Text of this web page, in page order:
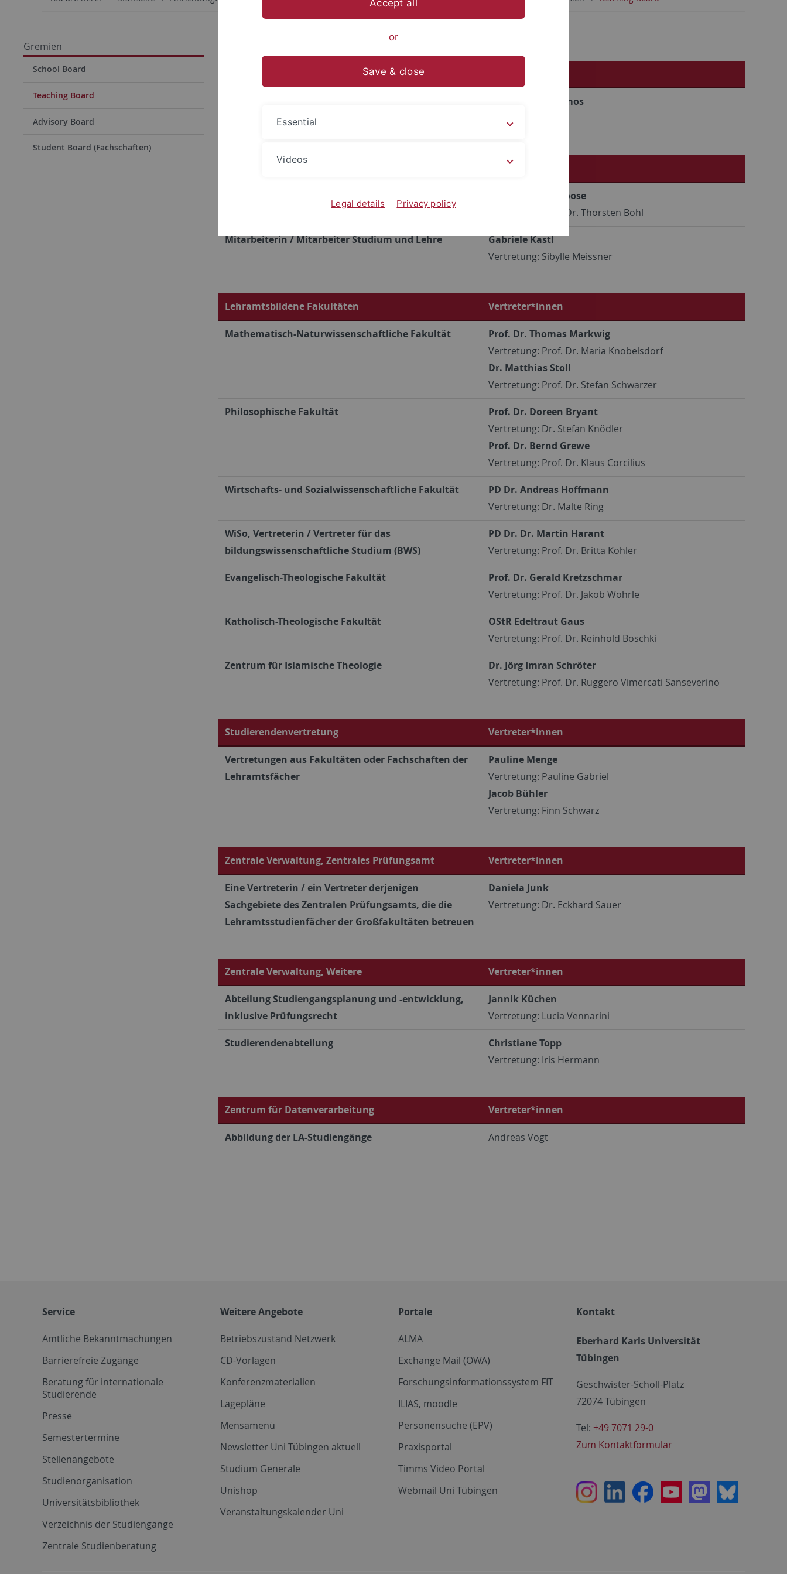
Gremien
School Board
Teaching Board
Advisory Board
Student Board (Fachschaften)
Teaching Board
Prof. Dr. Karin Amos
Tübingen School of Education Vertreter*innen
Prof. Dr. Frank Loose
Vertretung: Prof. Dr. Thorsten Bohl
Mitarbeiterin / Mitarbeiter Studium und Lehre
Gabriele Kastl
Vertretung: Sibylle Meissner
Lehramtsbildene Fakultäten Vertreter*innen
Mathematisch-Naturwissenschaftliche Fakultät
Prof. Dr. Thomas Markwig
Vertretung: Prof. Dr. Maria Knobelsdorf
Dr. Matthias Stoll
Vertretung: Prof. Dr. Stefan Schwarzer
Philosophische Fakultät
Prof. Dr. Doreen Bryant
Vertretung: Dr. Stefan Knödler
Prof. Dr. Bernd Grewe
Vertretung: Prof. Dr. Klaus Corcilius
Wirtschafts- und Sozialwissenschaftliche Fakultät
PD Dr. Andreas Hoffmann
Vertretung: Dr. Malte Ring
WiSo, Vertreterin / Vertreter für das
bildungswissenschaftliche Studium (BWS)
PD Dr. Dr. Martin Harant
Vertretung: Prof. Dr. Britta Kohler
Evangelisch-Theologische Fakultät
Prof. Dr. Gerald Kretzschmar
Vertretung: Prof. Dr. Jakob Wöhrle
Katholisch-Theologische Fakultät
OStR Edeltraut Gaus
Vertretung: Prof. Dr. Reinhold Boschki
Zentrum für Islamische Theologie
Dr. Jörg Imran Schröter
Vertretung: Prof. Dr. Ruggero Vimercati Sanseverino
Studierendenvertretung Vertreter*innen
Vertretungen aus Fakultäten oder Fachschaften der
Lehramtsfächer
Pauline Menge
Vertretung: Pauline Gabriel
Jacob Bühler
Vertretung: Finn Schwarz
Zentrale Verwaltung, Zentrales Prüfungsamt Vertreter*innen
Eine Vertreterin / ein Vertreter derjenigen
Sachgebiete des Zentralen Prüfungsamts, die die
Lehramtsstudienfächer der Großfakultäten betreuen
Daniela Junk
Vertretung: Dr. Eckhard Sauer
Zentrale Verwaltung, Weitere Vertreter*innen
Abteilung Studiengangsplanung und -entwicklung,
inklusive Prüfungsrecht
Jannik Küchen
Vertretung: Lucia Vennarini
Studierendenabteilung
Christiane Topp
Vertretung: Iris Hermann
Zentrum für Datenverarbeitung Vertreter*innen
Abbildung der LA-Studiengänge Andreas Vogt
Service
Amtliche Bekanntmachungen
Barrierefreie Zugänge
Beratung für internationale
Studierende
Presse
Semestertermine
Stellenangebote
Studienorganisation
Universitätsbibliothek
Verzeichnis der Studiengänge
Zentrale Studienberatung
Weitere Angebote
Betriebszustand Netzwerk
CD-Vorlagen
Konferenzmaterialien
Lagepläne
Mensamenü
Newsletter Uni Tübingen aktuell
Studium Generale
Unishop
Veranstaltungskalender Uni
Portale
ALMA
Exchange Mail (OWA)
Forschungsinformationssystem FIT
ILIAS, moodle
Personensuche (EPV)
Praxisportal
Timms Video Portal
Webmail Uni Tübingen
Kontakt
Eberhard Karls Universität
Tübingen
Geschwister-Scholl-Platz
72074 Tübingen
Tel: +49 7071 29-0
Zum Kontaktformular
InstagramLinkedInFacebookYoutubeMastodon
Bluesky
Accept all
or
Save & close
Essential
Videos
Legal details Privacy policy